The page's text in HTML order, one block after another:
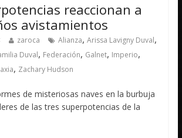
reaccionan a
avistamientos
zaroca Alianza,Arissa Lavigny Duval,
Duval, Federación, Galnet, Imperio,
, Zachary Hudson
de misteriosas naves en la burbuja
de las tres superpotencias de la